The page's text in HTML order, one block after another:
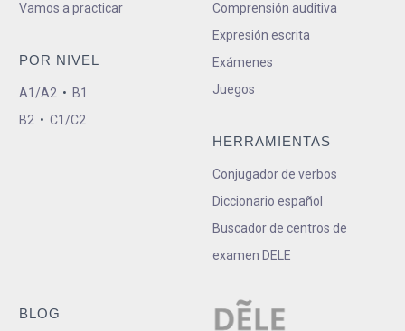
Vamos a practicar
POR NIVEL
A1/A2 • B1
B2 • C1/C2
Comprensión auditiva
Expresión escrita
Exámenes
Juegos
HERRAMIENTAS
Conjugador de verbos
Diccionario español
Buscador de centros de
examen DELE
BLOG